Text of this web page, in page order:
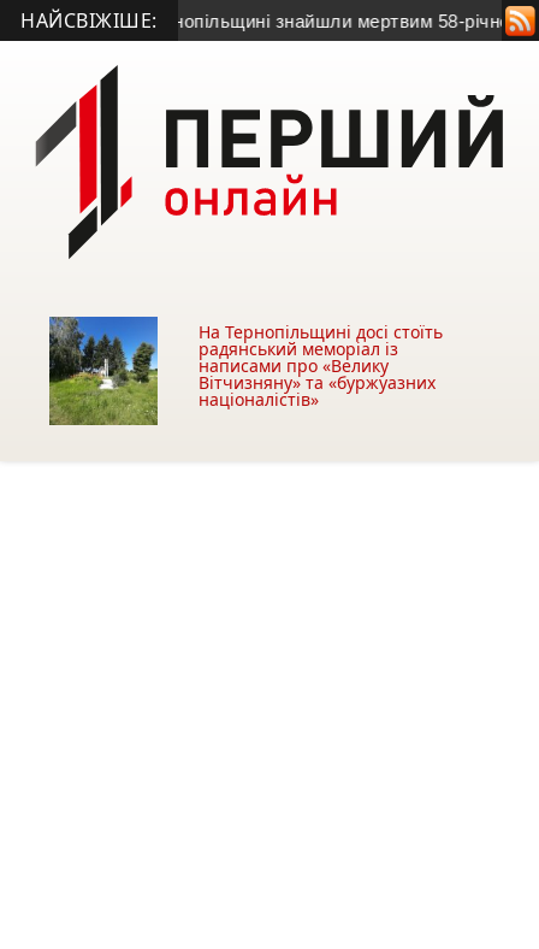
НАЙСВІЖІШЕ:
на Тернопільщині знайшли мертвим 58-річного
На Тернопільщині досі стоїть
радянський меморіал із
написами про «Велику
Вітчизняну» та «буржуазних
націоналістів»